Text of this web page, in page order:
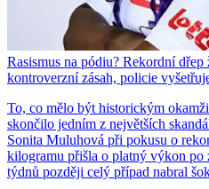
Rasismus na pódiu? Rekordní
kontroverzní zásah, policie
To, co mělo být historickým
skončilo jedním z největších
Sonita Muluhová při pokusu o
kilogramu přišla o platný výkon po
týdnů později celý případ nabral